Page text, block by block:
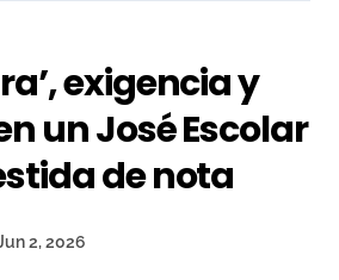
exigencia y
un José Escolar
de nota
2, 2026